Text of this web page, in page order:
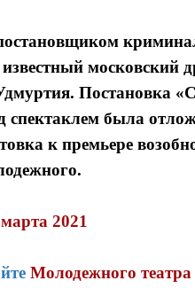
московский
Постановка
спектаклем была
к премьере
2021
Молодежного театра